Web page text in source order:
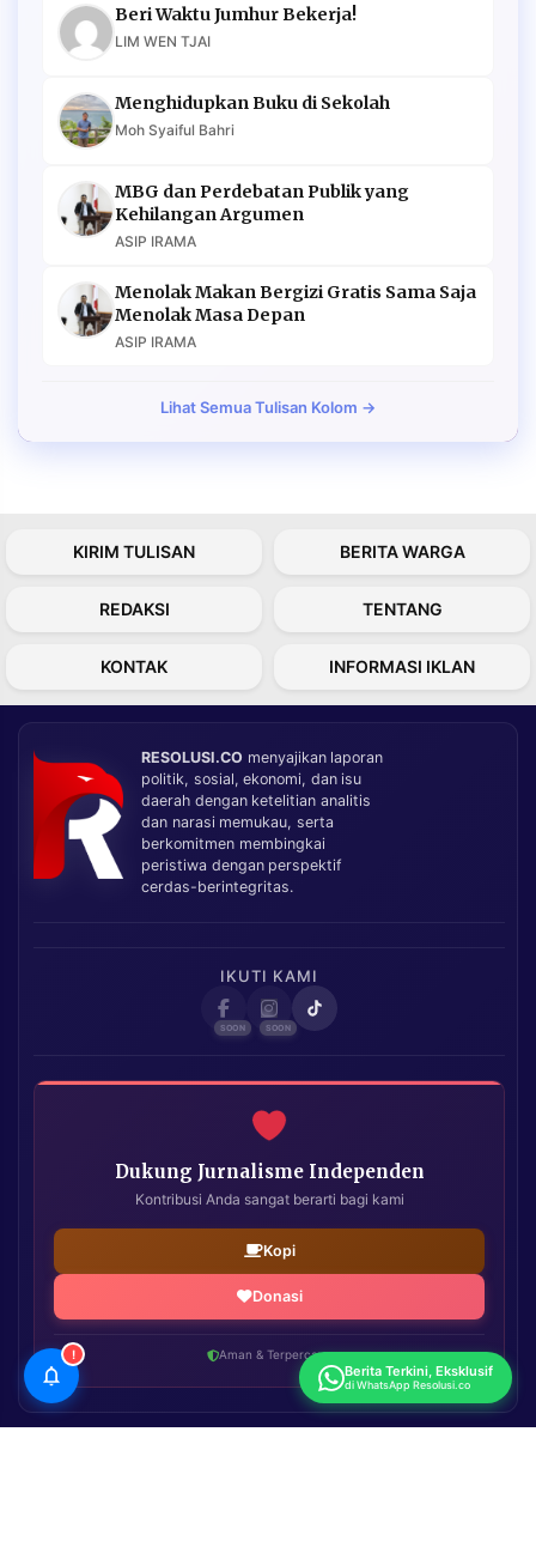
Beri Waktu Jumhur Bekerja!
LIM WEN TJAI
Menghidupkan Buku di Sekolah
Moh Syaiful Bahri
MBG dan Perdebatan Publik yang
Kehilangan Argumen
ASIP IRAMA
Menolak Makan Bergizi Gratis Sama Saja
Menolak Masa Depan
ASIP IRAMA
Lihat Semua Tulisan Kolom →
KIRIM TULISAN BERITA WARGA
REDAKSI TENTANG
KONTAK INFORMASI IKLAN
RESOLUSI.CO menyajikan laporan
politik, sosial, ekonomi, dan isu
daerah dengan ketelitian analitis
dan narasi memukau, serta
berkomitmen membingkai
peristiwa dengan perspektif
cerdas-berintegritas.
IKUTI KAMI
Dukung Jurnalisme Independen
Kontribusi Anda sangat berarti bagi kami
Kopi
Donasi
Aman & Terpercaya
!
Berita Terkini, Eksklusif
di WhatsApp Resolusi.co